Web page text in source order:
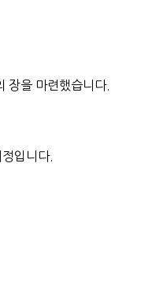
장을 마련했습니다.
입니다.